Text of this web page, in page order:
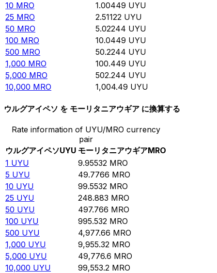
10 MRO 1.00449 UYU
25 MRO 2.51122 UYU
50 MRO 5.02244 UYU
100 MRO 10.0449 UYU
500 MRO 50.2244 UYU
1,000 MRO 100.449 UYU
5,000 MRO 502.244 UYU
10,000 MRO 1,004.49 UYU
ウルグアイペソ を モーリタニアウギア に換算する
Rate information of UYU/MRO currency
pair
ウルグアイペソUYU モーリタニアウギアMRO
1 UYU 9.95532 MRO
5 UYU 49.7766 MRO
10 UYU 99.5532 MRO
25 UYU 248.883 MRO
50 UYU 497.766 MRO
100 UYU 995.532 MRO
500 UYU 4,977.66 MRO
1,000 UYU 9,955.32 MRO
5,000 UYU 49,776.6 MRO
10,000 UYU 99,553.2 MRO